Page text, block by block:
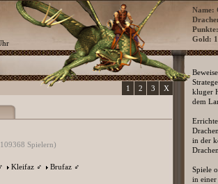
Name:
Gold:
kluger
dem
in der
Drachen.
Spiele
in einer
X
3
2
1
Spielern)
Kleifaz ♂ Brufaz ♂